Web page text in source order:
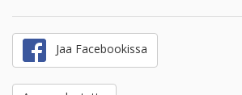
Jaa Facebookissa